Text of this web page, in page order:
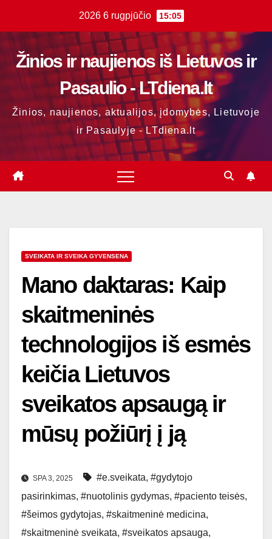
content
2026 6 rugpjūčio 15:05
Žinios ir naujienos iš Lietuvos ir
Pasaulio - LTdiena.lt
Žinios, naujienos, aktualijos, įdomybės, Lietuvoje
ir Pasaulyje - LTdiena.lt
SVEIKATA IR SVEIKA GYVENSENA
Mano daktaras: Kaip
skaitmeninės
technologijos iš esmės
keičia Lietuvos
sveikatos apsaugą ir
mūsų požiūrį į ją
SPA 3, 2025 #e.sveikata, #gydytojo
pasirinkimas, #nuotolinis gydymas, #paciento teisės,
#šeimos gydytojas, #skaitmeninė medicina,
#skaitmeninė sveikata, #sveikatos apsauga,